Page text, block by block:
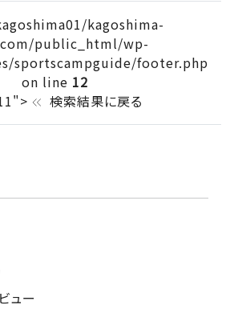
kagoshima-
public_html/wp-
sportscampguide/footer.php
on line 12
keyboard_double_arrow_left 検索結果に戻る
ュー